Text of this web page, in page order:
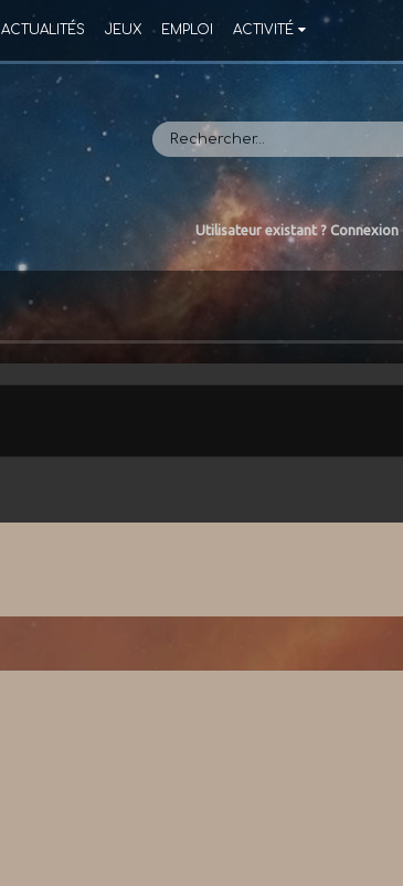
ACTUALITÉS JEUX EMPLOI ACTIVITÉ
Utilisateur existant ? Connexion